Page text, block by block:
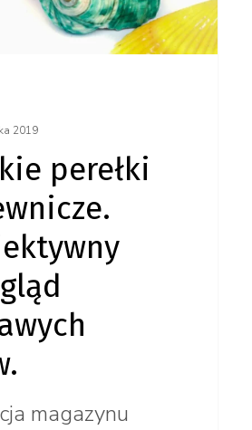
2019
perełki
magazynu